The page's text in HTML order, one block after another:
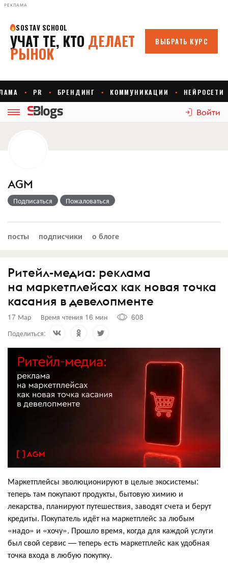
РЕКЛАМА
Войти
AGM
Подписаться Пожаловаться
посты подписчики о блоге
Ритейл-медиа: реклама
на маркетплейсах как новая точка
касания в девелопменте
17 Мар Время чтения 16 мин
608
Поделиться:
Маркетплейсы эволюционируют в целые экосистемы:
теперь там покупают продукты, бытовую химию и
лекарства, планируют путешествия, заводят счета и берут
кредиты. Покупатель идёт на маркетплейс за любым
«надо» и «хочу». Прошло время, когда для каждой услуги
был свой сервис — теперь есть маркетплейс как удобная
точка входа в любую покупку.